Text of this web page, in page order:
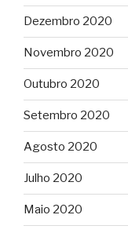
Dezembro 2020
Novembro 2020
Outubro 2020
Setembro 2020
Agosto 2020
Julho 2020
Maio 2020